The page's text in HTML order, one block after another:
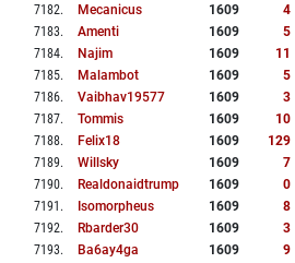
7182. Mecanicus 1609 4
7183. Amenti 1609 5
7184. Najim 1609 11
7185. Malambot 1609 5
7186. Vaibhav19577 1609 3
7187. Tommis 1609 10
7188. Felix18 1609 129
7189. Willsky 1609 7
7190. Realdonaidtrump 1609 0
7191 . Isomorpheus 1609 8
7192. Rbarder30 1609 3
7193. Ba6ay4ga 1609 9